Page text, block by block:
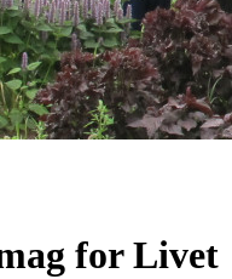
for Livet